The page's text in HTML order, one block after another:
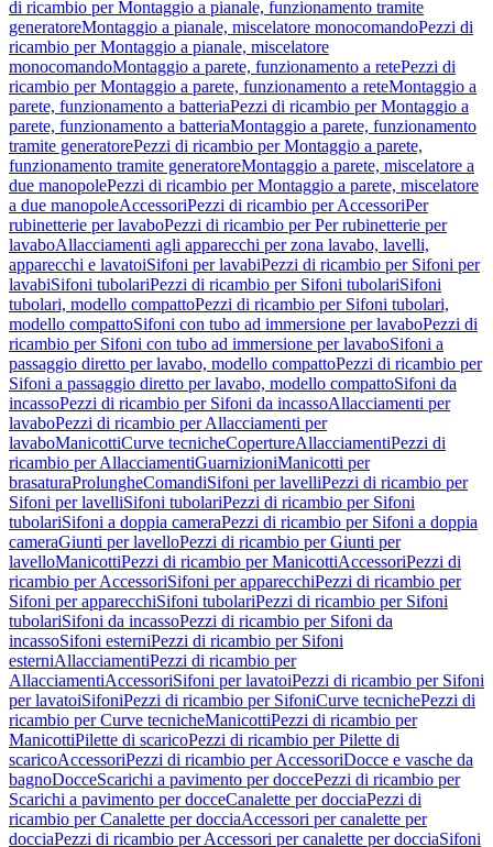
di ricambio per Montaggio a pianale, funzionamento tramite
generatoreMontaggio a pianale, miscelatore monocomandoPezzi di
ricambio per Montaggio a pianale, miscelatore
monocomandoMontaggio a parete, funzionamento a retePezzi di
ricambio per Montaggio a parete, funzionamento a reteMontaggio a
parete, funzionamento a batteriaPezzi di ricambio per Montaggio a
parete, funzionamento a batteriaMontaggio a parete, funzionamento
tramite generatorePezzi di ricambio per Montaggio a parete,
funzionamento tramite generatoreMontaggio a parete, miscelatore a
due manopolePezzi di ricambio per Montaggio a parete, miscelatore
a due manopoleAccessoriPezzi di ricambio per AccessoriPer
rubinetterie per lavaboPezzi di ricambio per Per rubinetterie per
lavaboAllacciamenti agli apparecchi per zona lavabo, lavelli,
apparecchi e lavatoiSifoni per lavabiPezzi di ricambio per Sifoni per
lavabiSifoni tubolariPezzi di ricambio per Sifoni tubolariSifoni
tubolari, modello compattoPezzi di ricambio per Sifoni tubolari,
modello compattoSifoni con tubo ad immersione per lavaboPezzi di
ricambio per Sifoni con tubo ad immersione per lavaboSifoni a
passaggio diretto per lavabo, modello compattoPezzi di ricambio per
Sifoni a passaggio diretto per lavabo, modello compattoSifoni da
incassoPezzi di ricambio per Sifoni da incassoAllacciamenti per
lavaboPezzi di ricambio per Allacciamenti per
lavaboManicottiCurve tecnicheCopertureAllacciamentiPezzi di
ricambio per AllacciamentiGuarnizioniManicotti per
brasaturaProlungheComandiSifoni per lavelliPezzi di ricambio per
Sifoni per lavelliSifoni tubolariPezzi di ricambio per Sifoni
tubolariSifoni a doppia cameraPezzi di ricambio per Sifoni a doppia
cameraGiunti per lavelloPezzi di ricambio per Giunti per
lavelloManicottiPezzi di ricambio per ManicottiAccessoriPezzi di
ricambio per AccessoriSifoni per apparecchiPezzi di ricambio per
Sifoni per apparecchiSifoni tubolariPezzi di ricambio per Sifoni
tubolariSifoni da incassoPezzi di ricambio per Sifoni da
incassoSifoni esterniPezzi di ricambio per Sifoni
esterniAllacciamentiPezzi di ricambio per
AllacciamentiAccessoriSifoni per lavatoiPezzi di ricambio per Sifoni
per lavatoiSifoniPezzi di ricambio per SifoniCurve tecnichePezzi di
ricambio per Curve tecnicheManicottiPezzi di ricambio per
ManicottiPilette di scaricoPezzi di ricambio per Pilette di
scaricoAccessoriPezzi di ricambio per AccessoriDocce e vasche da
bagnoDocceScarichi a pavimento per doccePezzi di ricambio per
Scarichi a pavimento per docceCanalette per docciaPezzi di
ricambio per Canalette per docciaAccessori per canalette per
docciaPezzi di ricambio per Accessori per canalette per docciaSifoni